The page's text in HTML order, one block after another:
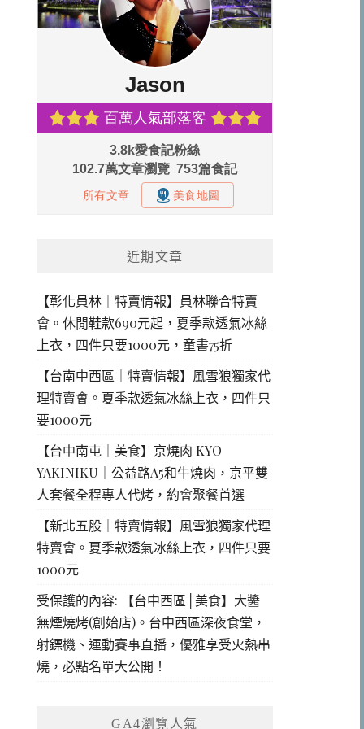
近期文章
【彰化員林｜特賣情報】員林聯合特賣
會。休閒鞋款690元起，夏季款透氣冰絲
上衣，四件只要1000元，童書75折
【台南中西區｜特賣情報】風雪狼獨家代
理特賣會。夏季款透氣冰絲上衣，四件只
要1000元
【台中南屯｜美食】京燒肉 KYO
YAKINIKU｜公益路A5和牛燒肉，京平雙
人套餐全程專人代烤，約會聚餐首選
【新北五股｜特賣情報】風雪狼獨家代理
特賣會。夏季款透氣冰絲上衣，四件只要
1000元
受保護的內容: 【台中西區│美食】大醬
無煙燒烤(創始店)。台中西區深夜食堂，
射鏢機、運動賽事直播，優雅享受火熱串
燒，必點名單大公開！
GA4瀏覽人氣